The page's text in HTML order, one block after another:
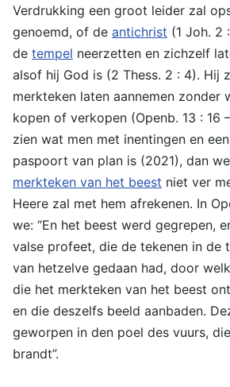
Verdrukking een groot leider zal
genoemd, of de antichrist (1 Joh. 2
de tempel neerzetten en zichzelf
alsof hij God is (2 Thess. 2 : 4). Hij
merkteken laten aannemen zonder
kopen of verkopen (Openb. 13 : 16
zien wat men met inentingen en
paspoort van plan is (2021), dan
merkteken van het beest niet ver
Heere zal met hem afrekenen. In
we: “En het beest werd gegrepen,
valse profeet, die de tekenen in de
van hetzelve gedaan had, door
die het merkteken van het beest
en die deszelfs beeld aanbaden.
geworpen in den poel des vuurs,
brandt”.